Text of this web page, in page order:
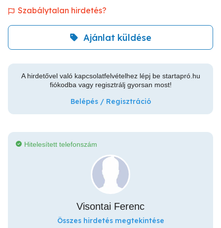
Szabálytalan hirdetés?
Ajánlat küldése
A hirdetővel való kapcsolatfelvételhez lépj be startapró.hu
fiókodba vagy regisztrálj gyorsan most!
Belépés / Regisztráció
Hitelesített telefonszám
Visontai Ferenc
Összes hirdetés megtekintése